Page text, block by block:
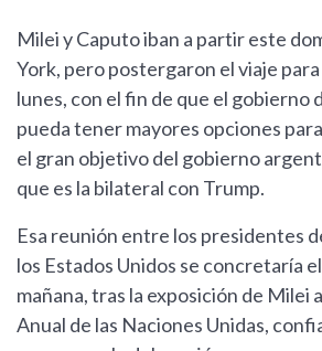
Milei y Caputo iban a partir este
York, pero postergaron el viaje
lunes, con el fin de que el gobierno
pueda tener mayores opciones
el gran objetivo del gobierno
que es la bilateral con Trump.
Esa reunión entre los presidentes
los Estados Unidos se concretaría
mañana, tras la exposición de Milei
Anual de las Naciones Unidas,